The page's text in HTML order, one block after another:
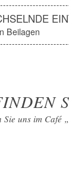
Beilagen
Sie uns im Café